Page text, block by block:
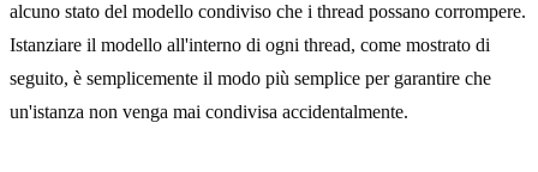
alcuno stato del modello condiviso che i thread possano corrompere.
Istanziare il modello all'interno di ogni thread, come mostrato di
seguito, è semplicemente il modo più semplice per garantire che
un'istanza non venga mai condivisa accidentalmente.